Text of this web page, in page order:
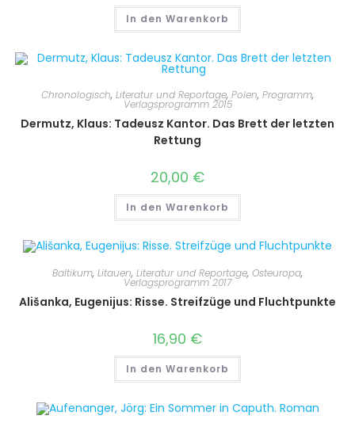
In den Warenkorb
Chronologisch, Literatur und Reportage, Polen, Programm,
Verlagsprogramm 2015
Dermutz, Klaus: Tadeusz Kantor. Das Brett der letzten
Rettung
20,00 €
In den Warenkorb
Baltikum, Litauen, Literatur und Reportage, Osteuropa,
Verlagsprogramm 2017
Ališanka, Eugenijus: Risse. Streifzüge und Fluchtpunkte
16,90 €
In den Warenkorb